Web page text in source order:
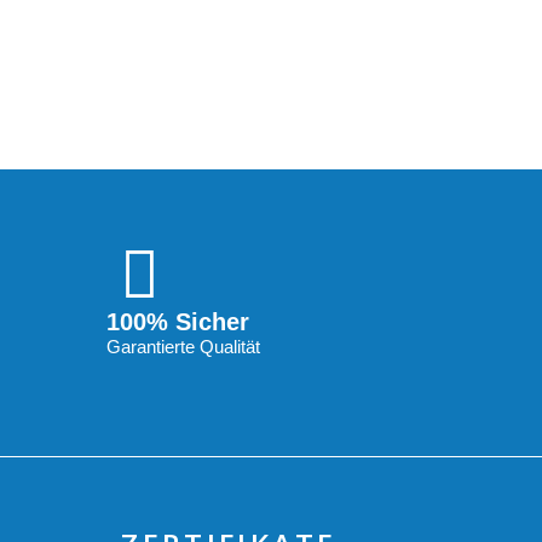
100% Sicher
Garantierte Qualität